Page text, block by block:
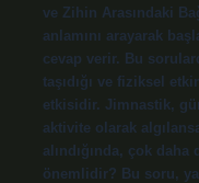
ve Zihin Arasındaki
anlamını arayarak
cevap verir. Bu
taşıdığı ve fiziksel
etkisidir. Jimnastik,
aktivite olarak
alındığında, çok
önemlidir? Bu soru,